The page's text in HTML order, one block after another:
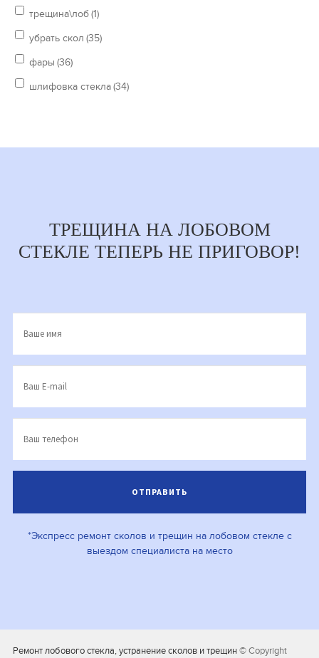
трещина\лоб(1)
убрать скол (35)
фары (36)
шлифовка стекла(34)
ТРЕЩИНА НА ЛОБОВОМ
СТЕКЛЕ ТЕПЕРЬ НЕ ПРИГОВОР!
*Экспресс ремонт сколов и трещин на лобовом стекле с
выездом специалиста на место
Ремонт лобового стекла, устранение сколов и трещин© Copyright